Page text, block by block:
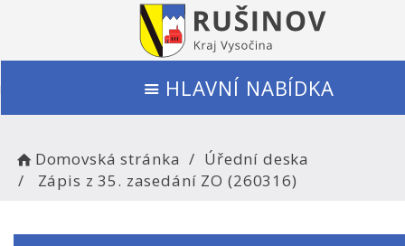
HLAVNÍ NABÍDKA
Domovská stránka
Úřední deska
Zápis z 35. zasedání ZO (260316)